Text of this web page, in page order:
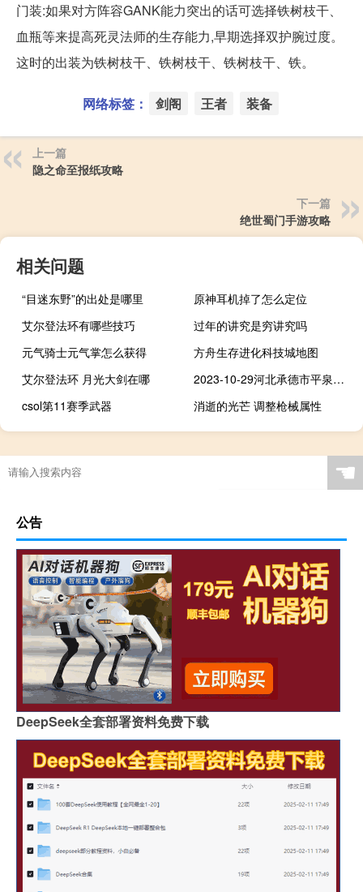
门装:如果对方阵容GANK能力突出的话可选择铁树枝干、
血瓶等来提高死灵法师的生存能力,早期选择双护腕过度。
这时的出装为铁树枝干、铁树枝干、铁树枝干、铁。
网络标签： 剑阁 王者 装备
上一篇
隐之命至报纸攻略
下一篇
绝世蜀门手游攻略
相关问题
“目迷东野”的出处是哪里
原神耳机掉了怎么定位
艾尔登法环有哪些技巧
过年的讲究是穷讲究吗
元气骑士元气掌怎么获得
方舟生存进化科技城地图
艾尔登法环 月光大剑在哪
2023-10-29河北承德市平泉市(松树菌)的报价是多少
csol第11赛季武器
消逝的光芒 调整枪械属性
☚
公告
DeepSeek全套部署资料免费下载